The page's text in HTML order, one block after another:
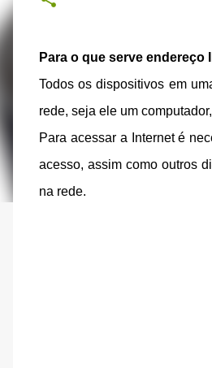
Para o que serve endereço
Todos os dispositivos em
rede, seja ele um computador,
Para acessar a Internet é
acesso, assim como outros
na rede.